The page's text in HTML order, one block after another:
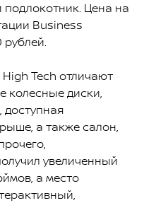
Цена на
Вusiness
рублей.
Tech отличают
колесные диски,
доступная
а также салон,
увеличенный
а место